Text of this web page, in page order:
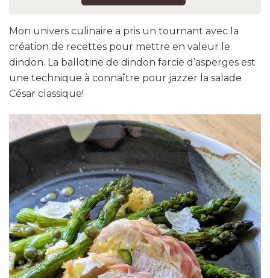
Mon univers culinaire a pris un tournant avec la
création de recettes pour mettre en valeur le
dindon. La ballotine de dindon farcie d’asperges est
une technique à connaître pour jazzer la salade
César classique!